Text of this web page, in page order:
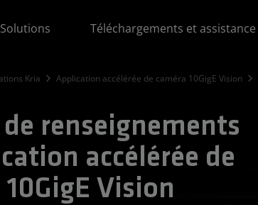
Solutions Téléchargements et assistance
Kria Application accélérée de caméra 10GigE Vision
renseignements
accélérée de
Vision